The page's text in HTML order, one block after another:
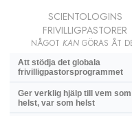
SCIENTOLOGINS
FRIVILLIGPASTORER
NÅGOT KANGÖRAS ÅT
Att stödja det globala
frivilligpastorsprogrammet
Ger verklig hjälp till vem som
helst, var som helst